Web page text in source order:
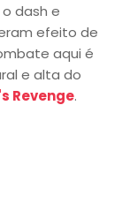
dash e
efeito de
aqui é
e alta do
Revenge.